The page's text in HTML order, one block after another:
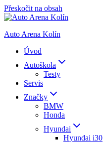
Přeskočit na obsah
Auto Arena Kolín
Úvod
Autoškola
Testy
Servis
Značky
BMW
Honda
Hyundai
Hyundai i30